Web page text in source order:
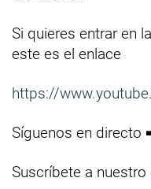
Si quieres entrar en
este es el enlace
https://
Síguenos en directo
Suscríbete a nuestro